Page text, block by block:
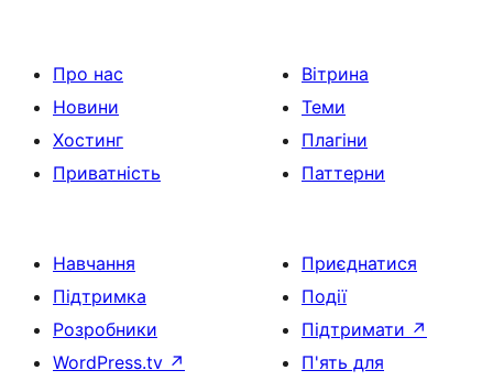
Про нас
Новини
Хостинг
Приватність
Вітрина
Теми
Плагіни
Паттерни
Навчання
Підтримка
Розробники
WordPress.tv ↗
Приєднатися
Події
Підтримати ↗
П'ять для